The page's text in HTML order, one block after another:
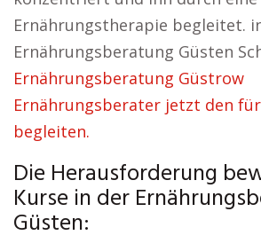
Ernährungstherapie begleitet.
Ernährungsberatung Güsten
Ernährungsberatung Güstrow
Ernährungsberater jetzt den für
begleiten.
Die Herausforderung
Kurse in der
Güsten: